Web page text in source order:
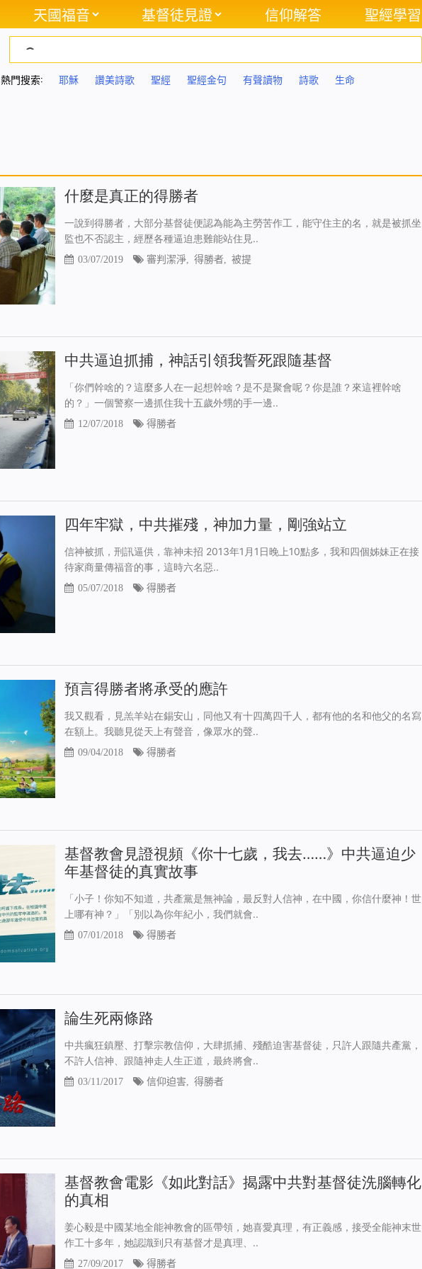
天國福音 基督徒見證 信仰解答 聖經學習
熱門搜索: 耶穌 讚美詩歌 聖經 聖經金句 有聲讀物 詩歌 生命
什麼是真正的得勝者
一說到得勝者，大部分基督徒便認為能為主勞苦作工，能守住主的名，就是被抓坐
監也不否認主，經歷各種逼迫患難能站住見..
03/07/2019 審判潔淨, 得勝者, 被提
中共逼迫抓捕，神話引領我誓死跟隨基督
「你們幹啥的？這麼多人在一起想幹啥？是不是聚會呢？你是誰？來這裡幹啥
的？」一個警察一邊抓住我十五歲外甥的手一邊..
12/07/2018 得勝者
四年牢獄，中共摧殘，神加力量，剛強站立
信神被抓，刑訊逼供，靠神未招 2013年1月1日晚上10點多，我和四個姊妹正在接
待家商量傳福音的事，這時六名惡..
05/07/2018 得勝者
預言得勝者將承受的應許
我又觀看，見羔羊站在錫安山，同他又有十四萬四千人，都有他的名和他父的名寫
在額上。我聽見從天上有聲音，像眾水的聲..
09/04/2018 得勝者
基督教會見證視頻《你十七歲，我去……》中共逼迫少
年基督徒的真實故事
「小子！你知不知道，共產黨是無神論，最反對人信神，在中國，你信什麼神！世
上哪有神？」「別以為你年紀小，我們就會..
07/01/2018 得勝者
論生死兩條路
中共瘋狂鎮壓、打擊宗教信仰，大肆抓捕、殘酷迫害基督徒，只許人跟隨共產黨，
不許人信神、跟隨神走人生正道，最終將會..
03/11/2017 信仰迫害, 得勝者
基督教會電影《如此對話》揭露中共對基督徒洗腦轉化
的真相
姜心毅是中國某地全能神教會的區帶領，她喜愛真理，有正義感，接受全能神末世
作工十多年，她認識到只有基督才是真理、..
27/09/2017 得勝者